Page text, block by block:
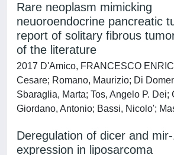
Rare neoplasm mimicking
neuoroendocrine pancreatic
report of solitary fibrous
of the literature
2017 D'Amico, FRANCESCO
Cesare; Romano, Maurizio; Di
Sbaraglia, Marta; Tos, Angelo P. Dei;
Giordano, Antonio; Bassi, Nicolo';
Deregulation of dicer and
expression in liposarcoma